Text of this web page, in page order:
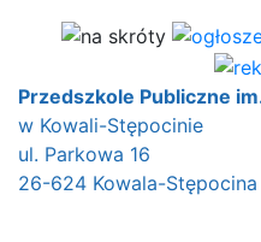
Przedszkole Publiczne
w Kowali-Stępocinie
ul. Parkowa 16
26-624 Kowala-Stępocina